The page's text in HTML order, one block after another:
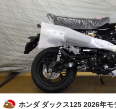
ホンダ ダックス125 2026年モ